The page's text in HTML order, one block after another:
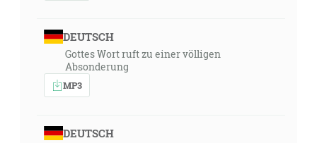
DEUTSCH
Gottes Wort ruft zu einer völligen
Absonderung
MP3
DEUTSCH